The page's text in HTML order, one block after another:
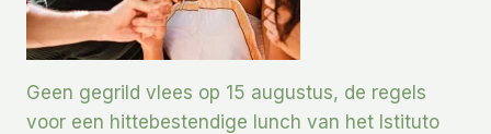
Geen gegrild vlees op 15 augustus, de regels
voor een hittebestendige lunch van het Istituto